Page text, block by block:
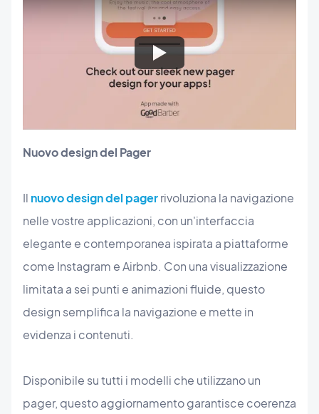
Nuovo design del Pager
Il nuovo design del pagerrivoluziona la navigazione
nelle vostre applicazioni, con un'interfaccia
elegante e contemporanea ispirata a piattaforme
come Instagram e Airbnb. Con una visualizzazione
limitata a sei punti e animazioni fluide, questo
design semplifica la navigazione e mette in
evidenza i contenuti.
Disponibile su tutti i modelli che utilizzano un
pager, questo aggiornamento garantisce coerenza